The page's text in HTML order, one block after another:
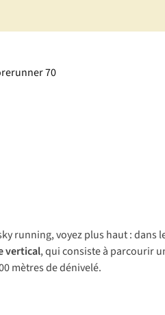
70
running, voyez plus haut :
vertical, qui consiste à parcourir
mètres de dénivelé.